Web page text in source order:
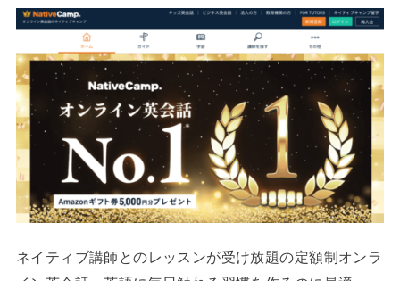
ネイティブ講師とのレッスンが受け放題の定額制オンラ